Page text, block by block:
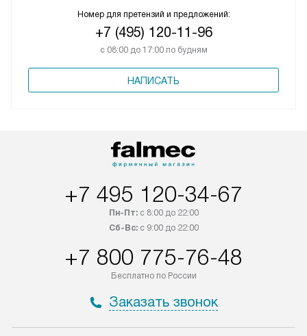
Номер для претензий и предложений:
+7 (495) 120-11-96
с 08:00 до 17:00 по будням
НАПИСАТЬ
+7 495 120-34-67
Пн-Пт:с 8:00 до 22:00
Сб-Вс:с 9:00 до 22:00
+7 800 775-76-48
Бесплатно по России
Заказать звонок